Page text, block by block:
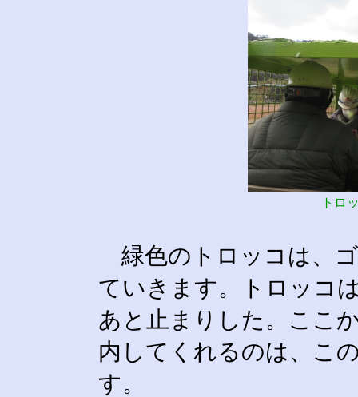
トロ
緑色のトロッコは、
ていきます。トロッコ
あと止まりした。ここ
内してくれるのは、こ
す。